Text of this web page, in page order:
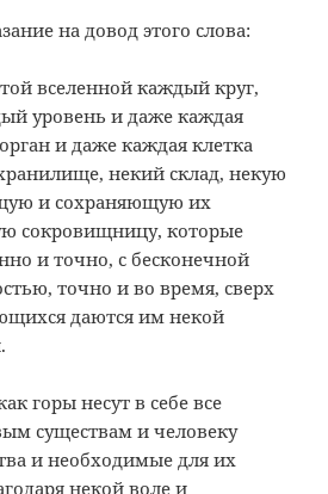
на довод этого слова:
вселенной каждый круг,
уровень и даже каждая
и даже каждая клетка
некий склад, некую
и сохраняющую их
сокровищницу, которые
и точно, с бесконечной
точно и во время, сверх
даются им некой
горы несут в себе все
существам и человеку
и необходимые для их
некой воле и